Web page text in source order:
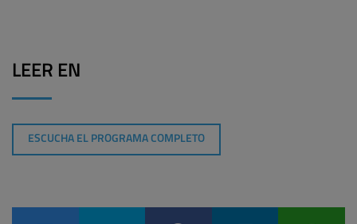
LEER EN
ESCUCHA EL PROGRAMA COMPLETO